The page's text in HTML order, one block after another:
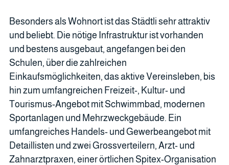
Besonders als Wohnort ist das Städtli sehr attraktiv
und beliebt. Die nötige Infrastruktur ist vorhanden
und bestens ausgebaut, angefangen bei den
Schulen, über die zahlreichen
Einkaufsmöglichkeiten, das aktive Vereinsleben, bis
hin zum umfangreichen Freizeit-, Kultur- und
Tourismus-Angebot mit Schwimmbad, modernen
Sportanlagen und Mehrzweckgebäude. Ein
umfangreiches Handels- und Gewerbeangebot mit
Detaillisten und zwei Grossverteilern, Arzt- und
Zahnarztpraxen, einer örtlichen Spitex-Organisation